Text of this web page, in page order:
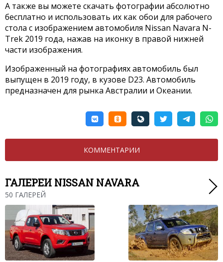
А также вы можете скачать фотографии абсолютно
бесплатно и использовать их как обои для рабочего
стола с изображением автомобиля Nissan Navara N-
Trek 2019 года, нажав на иконку в правой нижней
части изображения.
Изображенный на фотографиях автомобиль был
выпущен в 2019 году, в кузове D23. Автомобиль
предназначен для рынка Австралии и Океании.
КОММЕНТАРИИ
ГАЛЕРЕИ NISSAN NAVARA
50 ГАЛЕРЕЙ